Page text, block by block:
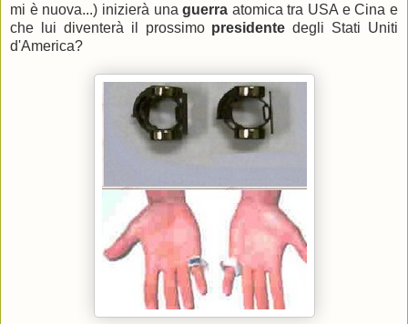
mi è nuova...) inizierà unaguerra atomica tra USA e Cina e
che lui diventerà il prossimo presidentedegli Stati Uniti
d'America?